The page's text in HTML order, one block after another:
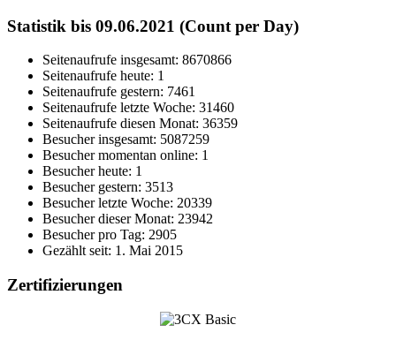
Statistik bis 09.06.2021 (Count per Day)
Seitenaufrufe insgesamt: 8670866
Seitenaufrufe heute: 1
Seitenaufrufe gestern: 7461
Seitenaufrufe letzte Woche: 31460
Seitenaufrufe diesen Monat: 36359
Besucher insgesamt: 5087259
Besucher momentan online: 1
Besucher heute: 1
Besucher gestern: 3513
Besucher letzte Woche: 20339
Besucher dieser Monat: 23942
Besucher pro Tag: 2905
Gezählt seit: 1. Mai 2015
Zertifizierungen